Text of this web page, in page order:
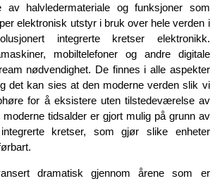
halvledermateriale og funksjoner som
elektronisk utstyr i bruk over hele verden i
integrerte kretser elektronikk.
mobiltelefoner og andre digitale
nødvendighet. De finnes i alle aspekter
det kan sies at den moderne verden slik vi
for å eksistere uten tilstedeværelse av
tidsalder er gjort mulig på grunn av
kretser, som gjør slike enheter
dramatisk gjennom årene som er